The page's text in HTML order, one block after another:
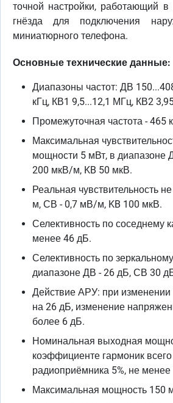
точной настройки, работающий в
гнёзда для подключения
миниатюрного телефона.
Основные технические данные:
Диапазоны частот: ДВ
кГц, КВ1 9,5...12,1 МГц, КВ2
Промежуточная частота - 465
Максимальная
мощности 5 мВт, в
200 мкВ/м, KB 50 мкВ.
Реальная чувствительность
м, СВ - 0,7 мВ/м, KB 100 мкВ.
Селективность по соседнему
менее 46 дБ.
Селективность по
диапазоне ДВ - 26 дБ, СВ 30
Действие АРУ: при изменении
на 26 дБ, изменение
более 6 дБ.
Номинальная выходная
коэффициенте гармоник всего
радиоприёмника 5%, не
Максимальная мощность 150